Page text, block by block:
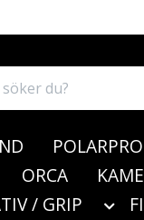
POLARPRO
ORCA
/ GRIP